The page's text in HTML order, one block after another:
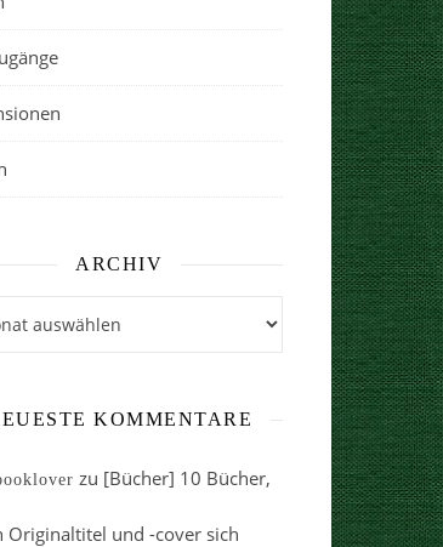
ARCHIV
KOMMENTARE
zu [Bücher] 10 Bücher,
Originaltitel und -cover sich